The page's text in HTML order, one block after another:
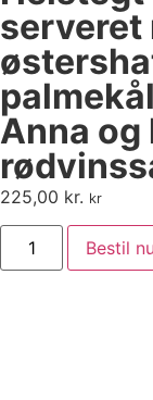
serveret
Anna
225,00 kr. kr
Bestil nu